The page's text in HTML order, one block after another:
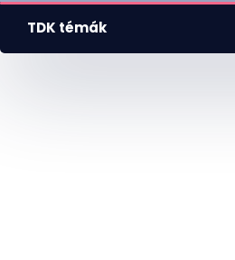
TDK témák